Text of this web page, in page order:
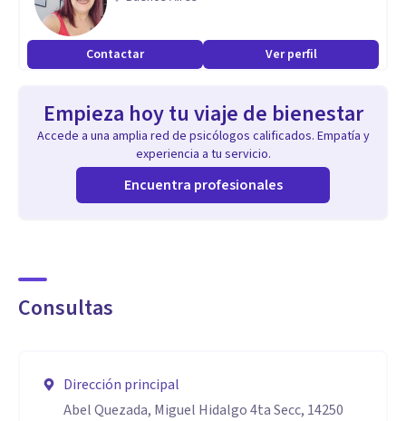
Contactar Ver perfil
Empieza hoy tu viaje de bienestar
Accede a una amplia red de psicólogos calificados. Empatía y
experiencia a tu servicio.
Encuentra profesionales
Consultas
Dirección principal
Abel Quezada, Miguel Hidalgo 4ta Secc, 14250